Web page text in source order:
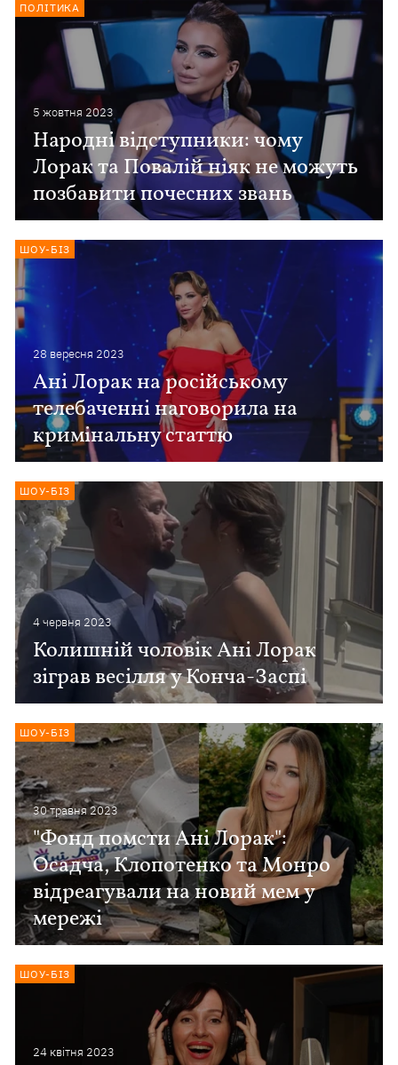
5 жовтня 2023
Народні відступники: чому
Лорак та Повалій ніяк не можуть
позбавити почесних звань
ПОЛІТИКА
28 вересня 2023
Ані Лорак на російському
телебаченні наговорила на
кримінальну статтю
ШОУ-БІЗ
4 червня 2023
Колишній чоловік Ані Лорак
зіграв весілля у Конча-Заспі
ШОУ-БІЗ
30 травня 2023
"Фонд помсти Ані Лорак":
Осадча, Клопотенко та Монро
відреагували на новий мем у
мережі
ШОУ-БІЗ
24 квiтня 2023
ШОУ-БІЗ